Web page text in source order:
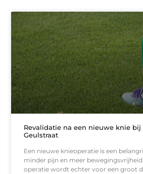
Revalidatie na een nieuwe knie bij
Geulstraat
Een nieuwe knieoperatie is een
minder pijn en meer
operatie wordt echter voor een groot